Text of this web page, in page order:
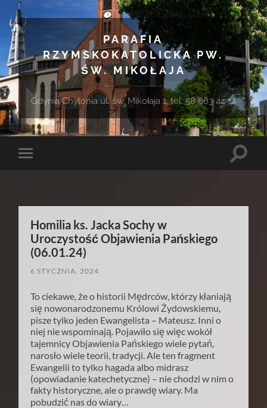
PARAFIA
RZYMSKOKATOLICKA PW.
ŚW. MIKOŁAJA
Gdynia Chylonia ul. św. Mikołaja 1, tel. 58 663 44 14
Toggle
Toggle
Homilia ks. Jacka Sochy w
Uroczystość Objawienia Pańskiego
(06.01.24)
6 STYCZNIA, 2024
To ciekawe, że o historii Mędrców, którzy kłaniają
się nowonarodzonemu Królowi Żydowskiemu,
pisze tylko jeden Ewangelista – Mateusz. Inni o
niej nie wspominają. Pojawiło się więc wokół
tajemnicy Objawienia Pańskiego wiele pytań,
narosło wiele teorii, tradycji. Ale ten fragment
Ewangelii to tylko hagada albo midrasz
(opowiadanie katechetyczne) – nie chodzi w nim o
fakty historyczne, ale o prawdę wiary. Ma
pobudzić nas do wiary…